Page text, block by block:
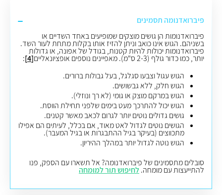
פיברואדנומה תסמינים
פיברואדנומות הן גושים מוצקים שמופיעים באחד השדיים או
בשניהם. הגוש אינו כואב וניתן להזיז אותו בקלות מתחת לעור השד.
פיברואדנומות יכולות להיות קטנות, בגודל של אפונה, או גדולות
יותר, כמו כדור גולף (2-3 ס"מ). מאפיינים נוספים אופציונאליים[4]
:
הגוש עגול וצבעו סגלגל, בעל גבולות ברורים.
הגוש חלק, ללא גבשושים.
הגוש במרקם מוצק או גומי (לא רך ונוזלי).
הגוש יכול להתרכך מעט בימים שלפני תחילת הווסת.
גושים גדולים נוטים יותר לגרום לכאב מאשר קטנים.
הגושים נוטים לגדול לאט מאוד, אם בכלל, לעיתים הם אפילו
מתכווצים (בעיקר בגיל ההתבגרות או בגיל המעבר).
הגוש נוטה לגדול יותר במהלך ההיריון.
סובלים מתסמינים של פיברואדנומה? אל תשארו עם הספק, פנו
להתייעצות עם מומחה.לחיפוש תור למומחה